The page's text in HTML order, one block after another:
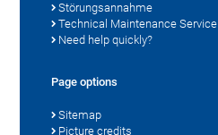
Störungsannahme
Technical Maintenance Service
Need help quickly?
Page options
Sitemap
Picture credits